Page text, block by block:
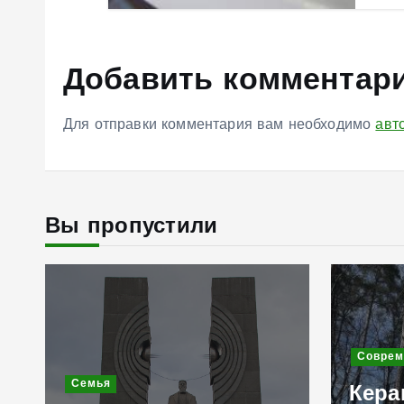
Добавить
Для отправки комментария вам необходимо
Вы пропустили
Современное строительство
Керамогранит «под
для